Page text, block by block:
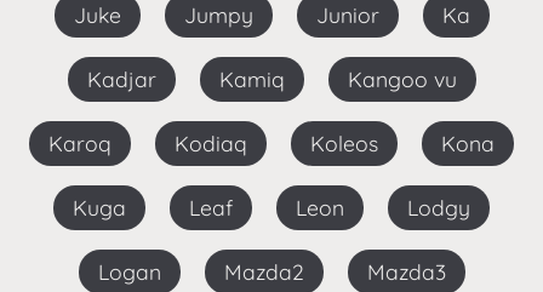
Juke Jumpy Junior Ka
Kadjar Kamiq Kangoo vu
Karoq Kodiaq Koleos Kona
Kuga Leaf Leon Lodgy
Logan Mazda2 Mazda3